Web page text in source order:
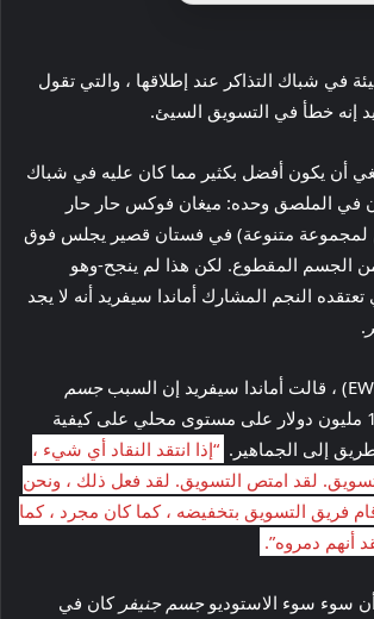
في شباك التذاكر عند إطلاقها ، والتي تقول
إنه خطأ في التسويق السيئ.
أن يكون أفضل بكثير مما كان عليه في شباك
في الملصق وحده: ميغان فوكس حار حار
لمجموعة متنوعة) في فستان قصير يجلس فوق
الجسم المقطوع. لكن هذا لم ينجح-وهو
النجم المشارك أماندا سيفريد أنه لا يجد
.
جسم
حقق فقط 16 مليون دولار على مستوى محلي على كيفية
“إذا انتقد النقاد أي شيء ،
لقد امتص التسويق. لقد فعل ذلك ، ونحن
فريق التسويق بتخفيضه ، كما كان مجرد ، كما
أنهم دمروه”.
سوء سوء الاستوديوجسم جنيفر كان في